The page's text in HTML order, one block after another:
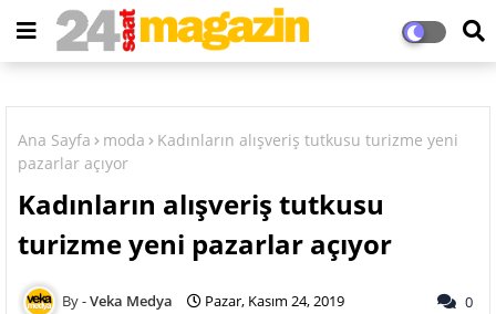
Ana Sayfa moda
Kadınların alışveriş tutkusu turizme yeni
pazarlar açıyor
Kadınların alışveriş tutkusu
turizme yeni pazarlar açıyor
Veka Medya Pazar, Kasım 24, 2019 0